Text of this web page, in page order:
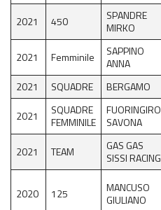
6^ prova Grado
News EnduroGP
Regionale Enduro
Cerca Motoclub
Albo d’oro Italiano Enduro
2021
450
SPANDRE
MIRKO
2021 Femminile
SAPPINO
ANNA
2021
SQUADRE
BERGAMO
2021
SQUADRE
FEMMINILE
FUORINGIRO
SAVONA
2021
TEAM
GAS GAS
SISSI RACING
2020 125
MANCUSO
GIULIANO